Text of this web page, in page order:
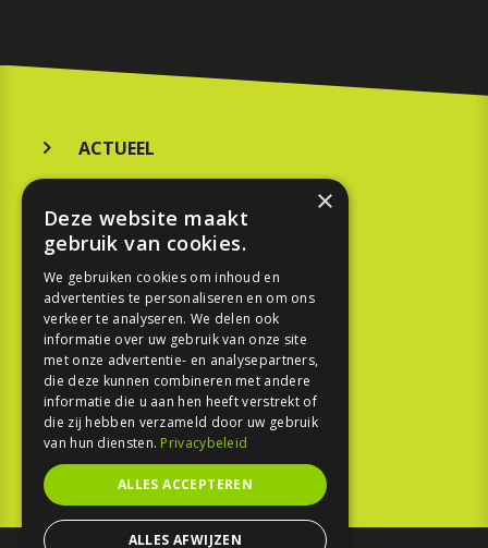
ACTUEEL
KOOPGIDS
TESTEN
SPORT
REPORTAGE
TOUREN
NIEUWSBRIEF
×
Deze website maakt
gebruik van cookies.
We gebruiken cookies om inhoud en
advertenties te personaliseren en om ons
verkeer te analyseren. We delen ook
informatie over uw gebruik van onze site
met onze advertentie- en analysepartners,
die deze kunnen combineren met andere
informatie die u aan hen heeft verstrekt of
die zij hebben verzameld door uw gebruik
van hun diensten. Privacybeleid
ALLES ACCEPTEREN
ALLES AFWIJZEN